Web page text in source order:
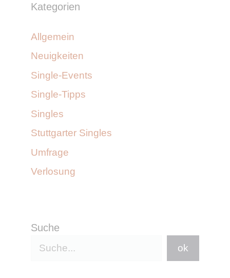
Kategorien
Allgemein
Neuigkeiten
Single-Events
Single-Tipps
Singles
Stuttgarter Singles
Umfrage
Verlosung
Suche
ok